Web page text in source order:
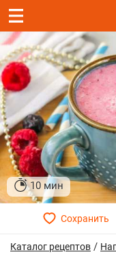
10 мин
Каталог рецептов /